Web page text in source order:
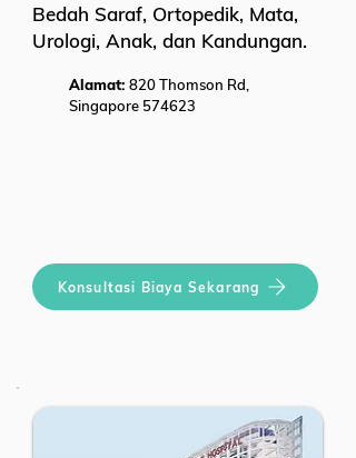
Bedah Saraf, Ortopedik, Mata,
Urologi, Anak, dan Kandungan.
Alamat: 820 Thomson Rd,
Singapore 574623
Konsultasi Biaya Sekarang